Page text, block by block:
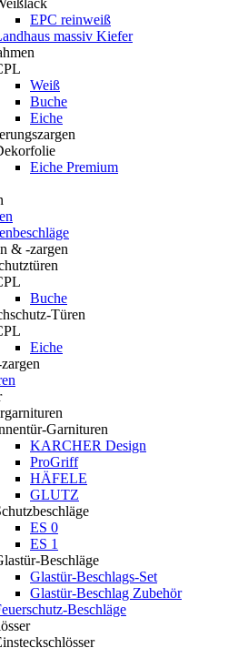
EPC reinweiß
massiv Kiefer
Weiß
Buche
Eiche
Eiche Premium
& -zargen
Buche
Türen
Eiche
Garnituren
KARCHER Design
ProGriff
HÄFELE
GLUTZ
ES 0
ES 1
Beschläge
Glastür-Beschlags-Set
Glastür-Beschlag Zubehör
Beschläge